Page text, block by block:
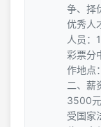
争、择
优秀人
人员：
彩票分
作地点
二、薪
3500
受国家